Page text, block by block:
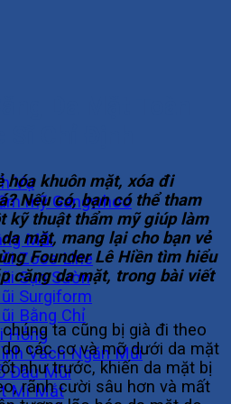
Vụ
mỹ Gangwhoo
Mũi
Zose Line
Sụn Sườn
Surgiform
Bằng Chỉ
Hỏng
Vách Ngăn Mũi
Đầu Mũi
Mí Mắt
Da Mặt Toàn
Sĩ Chỉ Định
hóa khuôn mặt, xóa đi
Nếu có, bạn có thể tham
kỹ thuật thẩm mỹ giúp làm
mặt, mang lại cho bạn vẻ
Founder Lê Hiền tìm hiểu
căng da mặt, trong bài viết
ta cũng bị già đi theo
các cơ và mỡ dưới da mặt
như trước, khiến da mặt bị
rãnh cười sâu hơn và mất